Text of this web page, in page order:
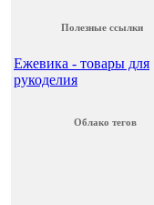
Полезные ссылки
Ежевика - товары для
рукоделия
Облако тегов